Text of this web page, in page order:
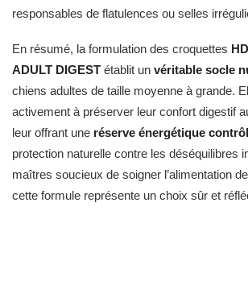
responsables de flatulences ou selles
En résumé, la formulation des croquettes
ADULT DIGEST établit un véritable socle
chiens adultes de taille moyenne à grande.
activement à préserver leur confort digestif
leur offrant une réserve énergétique
protection naturelle contre les déséquilibres
maîtres soucieux de soigner l’alimentation
cette formule représente un choix sûr et